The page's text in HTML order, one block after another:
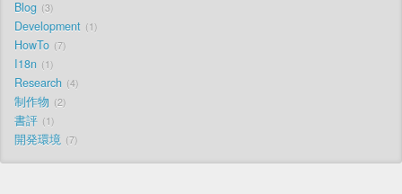
Blog 3
Development 1
HowTo 7
I18n 1
Research 4
制作物 2
書評 1
開発環境 7